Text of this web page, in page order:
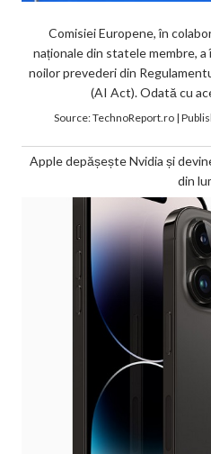
Comisiei Europene, în
naționale din statele membre,
noilor prevederi din
(AI Act). Odată cu
Source:TechnoReport.ro|
Apple depășește Nvidia și
din